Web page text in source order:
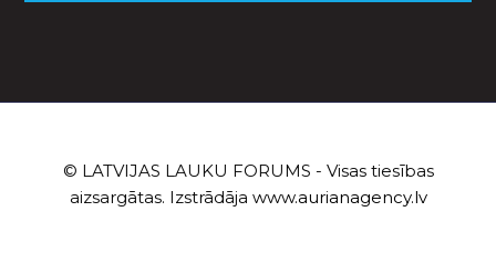
© LATVIJAS LAUKU FORUMS - Visas tiesības
aizsargātas. Izstrādāja www.aurianagency.lv